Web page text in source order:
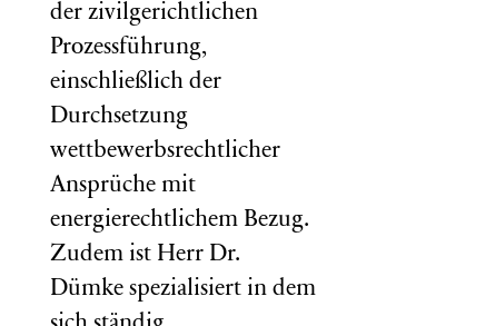
der zivilgerichtlichen
Prozessführung,
einschließlich der
Durchsetzung
wettbewerbsrechtlicher
Ansprüche mit
energierechtlichem Bezug.
Zudem ist Herr Dr.
Dümke spezialisiert in dem